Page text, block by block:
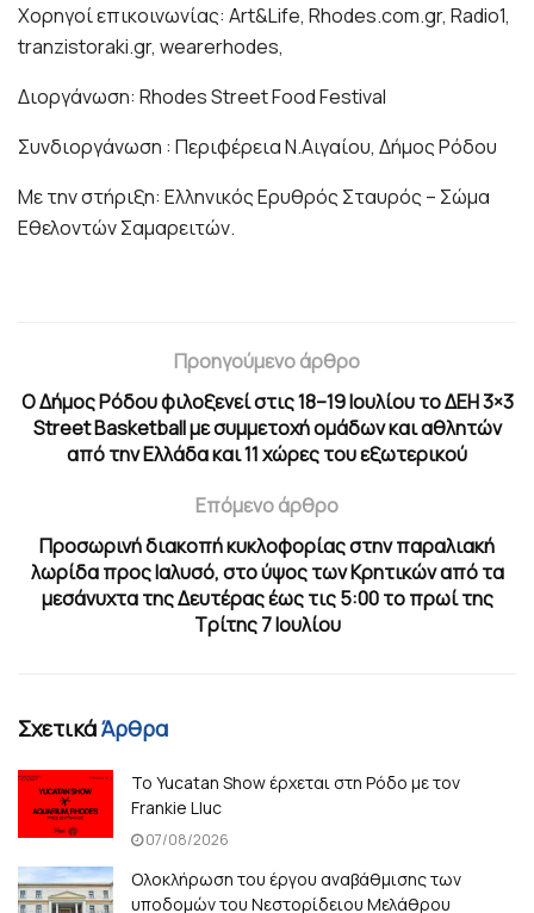
Χορηγοί επικοινωνίας: Art&Life, Rhodes.com.gr, Radio1,
tranzistoraki.gr, wearerhodes,
Διοργάνωση: Rhodes Street Food Festival
Συνδιοργάνωση : Περιφέρεια Ν.Αιγαίου, Δήμος Ρόδου
Με την στήριξη: Ελληνικός Ερυθρός Σταυρός – Σώμα
Εθελοντών Σαμαρειτών.
Προηγούμενο άρθρο
Ο Δήμος Ρόδου φιλοξενεί στις 18–19 Ιουλίου το ΔΕΗ 3×3
Street Basketball με συμμετοχή ομάδων και αθλητών
από την Ελλάδα και 11 χώρες του εξωτερικού
Επόμενο άρθρο
Προσωρινή διακοπή κυκλοφορίας στην παραλιακή
λωρίδα προς Ιαλυσό, στο ύψος των Κρητικών από τα
μεσάνυχτα της Δευτέρας έως τις 5:00 το πρωί της
Τρίτης 7 Ιουλίου
ΣχετικάΆρθρα
Το Yucatan Show έρχεται στη Ρόδο με τον
Frankie Lluc
07/08/2026
Ολοκλήρωση του έργου αναβάθμισης των
υποδομών του Νεστορίδειου Μελάθρου